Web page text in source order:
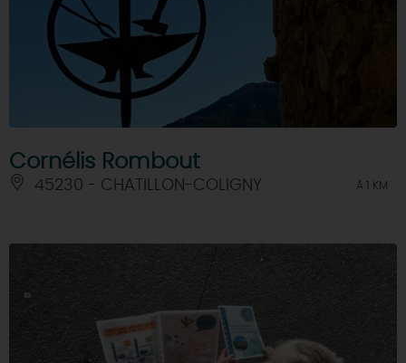
Cornélis Rombout
45230 - CHATILLON-COLIGNY À 1 KM